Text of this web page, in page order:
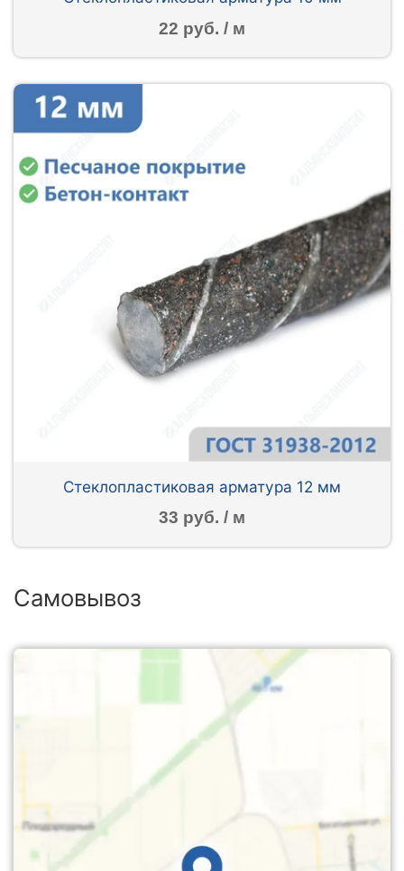
22 руб. / м
Стеклопластиковая арматура 12 мм
33 руб. / м
Самовывоз